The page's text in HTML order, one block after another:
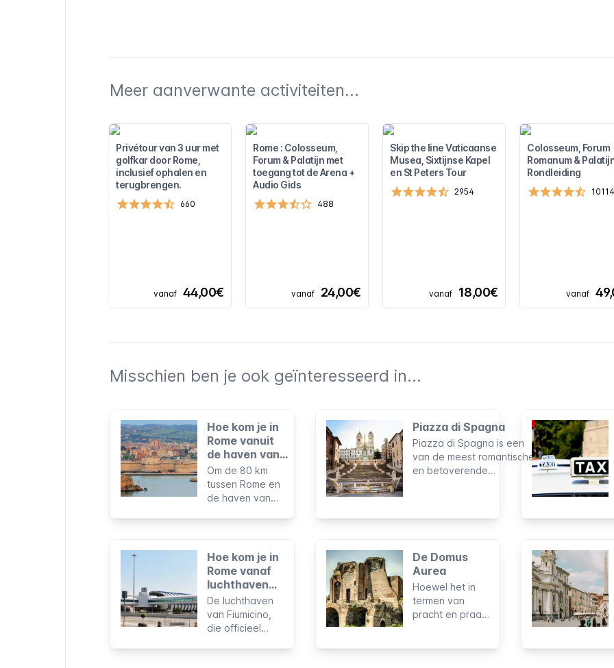
Meer aanverwante activiteiten...
Privétour van 3 uur met
golfkar door Rome,
inclusief ophalen en
terugbrengen.
660
vanaf 44,00€
Rome : Colosseum,
Forum & Palatijn met
toegang tot de Arena +
Audio Gids
488
vanaf 24,00€
Skip the line Vaticaanse
Musea, Sixtijnse Kapel
en St Peters Tour
2954
vanaf 18,00€
Colosseum, Forum
Romanum &
Rondleiding
10114
vanaf
Misschien ben je ook geïnteresseerd in...
Hoe kom je in
Rome vanuit
de haven van
Civitavecchia?
Om de 80 km
tussen Rome en
de haven van
opties voor ieder
budget en elke
route.
Piazza di Spagna
Piazza di Spagna is een
van de meest romantische
en betoverende
decor heeft als
achtergrond gediend voor
modeshows,
evenementen en zelfs
bloemententoonstellingen.
Hoe kom je in
Rome vanaf
luchthaven
Fiumicino?
De luchthaven
van Fiumicino,
die officieel
De Domus
Aurea
Hoewel het in
termen van
pracht en praal